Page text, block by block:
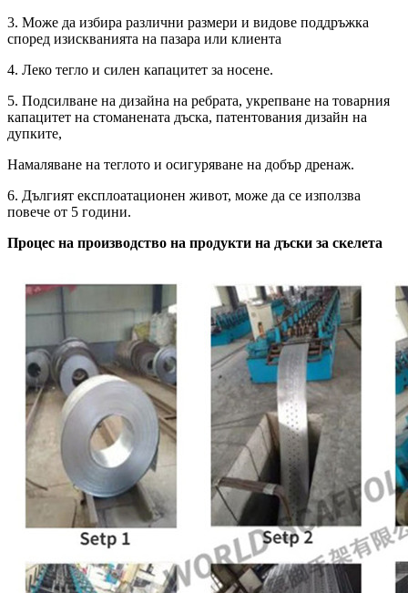
3. Може да избира различни размери и видове поддръжка
според изискванията на пазара или клиента
4. Леко тегло и силен капацитет за носене.
5. Подсилване на дизайна на ребрата, укрепване на товарния
капацитет на стоманената дъска, патентования дизайн на
дупките,
Намаляване на теглото и осигуряване на добър дренаж.
6. Дългият експлоатационен живот, може да се използва
повече от 5 години.
Процес на производство на продукти на дъски за скелета